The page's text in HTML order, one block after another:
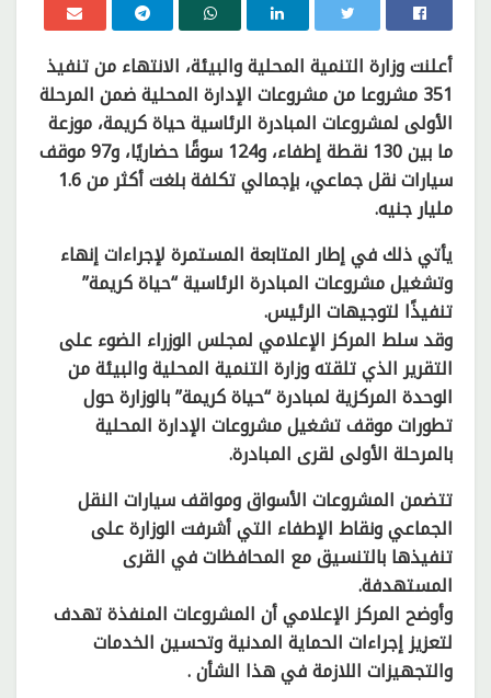
أعلنت وزارة التنمية المحلية والبيئة، الانتهاء من تنفيذ
351 مشروعا من مشروعات الإدارة المحلية ضمن المرحلة
الأولى لمشروعات المبادرة الرئاسية حياة كريمة، موزعة
ما بين 130 نقطة إطفاء، و124 سوقًا حضاريًا، و97 موقف
سيارات نقل جماعي، بإجمالي تكلفة بلغت أكثر من 1.6
مليار جنيه.
يأتي ذلك في إطار المتابعة المستمرة لإجراءات إنهاء
وتشغيل مشروعات المبادرة الرئاسية “حياة كريمة”
تنفيذًا لتوجيهات الرئيس.
وقد سلط المركز الإعلامي لمجلس الوزراء الضوء على
التقرير الذي تلقته وزارة التنمية المحلية والبيئة من
الوحدة المركزية لمبادرة “حياة كريمة” بالوزارة حول
تطورات موقف تشغيل مشروعات الإدارة المحلية
بالمرحلة الأولى لقرى المبادرة.
تتضمن المشروعات الأسواق ومواقف سيارات النقل
الجماعي ونقاط الإطفاء التي أشرفت الوزارة على
تنفيذها بالتنسيق مع المحافظات في القرى
المستهدفة.
وأوضح المركز الإعلامي أن المشروعات المنفذة تهدف
لتعزيز إجراءات الحماية المدنية وتحسين الخدمات
والتجهيزات اللازمة في هذا الشأن .